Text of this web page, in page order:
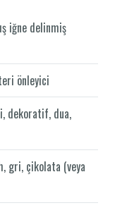
iğne delinmiş
önleyici
dekoratif, dua,
gri, çikolata (veya